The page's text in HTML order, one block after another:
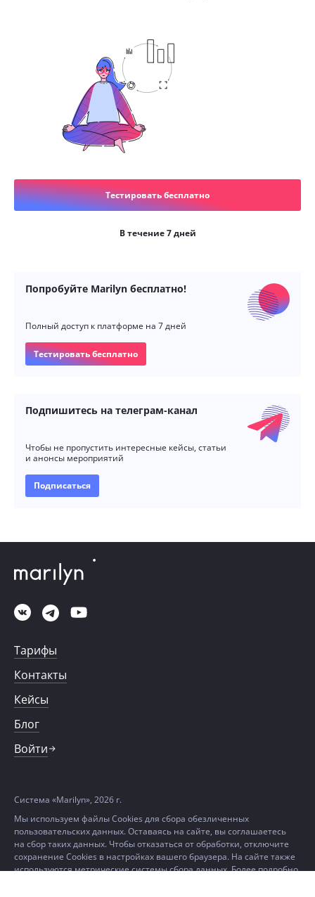
Тестировать бесплатно
В течение 7 дней
Попробуйте Marilyn бесплатно!
Полный доступ к платформе на 7 дней
Тестировать бесплатно
Подпишитесь на телеграм-канал
Чтобы не пропустить интересные кейсы, статьи
и анонсы мероприятий
Подписаться
Тарифы
Контакты
Кейсы
Блог
Войти
Система «Marilyn», 2026 г.
Мы используем файлы Cookies для сбора обезличенных
пользовательских данных. Оставаясь на сайте, вы соглашаетесь
на сбор таких данных. Чтобы отказаться от обработки, отключите
сохранение Cookies в настройках вашего браузера. На сайте также
используются метрические системы сбора данных. Более подробно